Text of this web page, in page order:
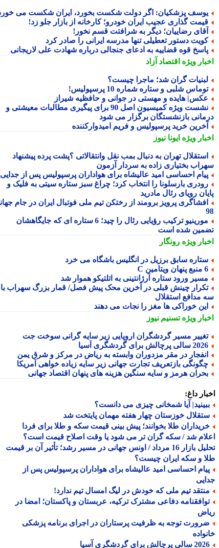
پزشکیان: اگر دولت شکست بخورد، ایران شکست می خورد
گذاری عجیب ایران خودرو؛ کارخانه از بازار جلو زد!
رضاییان؛ دیگر به شرافتت قسم نخور!
دستور تعطیلی تنها مدرسه ایرانی را صادر کرد
قوه قضاییه به ادعای جنجالی درباره شهادت علی لاریجانی
ویژهاقتصاد آزاد
گران شد؛ ماجرا چیست؟
شلبی و ستاره شماره 10 پرسپولیس!
هایده و مهستی در جوانی و حافظیه شیراز
نشست ویژه کمیسیون اصل 90 برای پیگیری مطالبات معیشتی و
بازنشستگان برگزار می شود
خرید پرسپولیس و فریم امیدوارکننده
ویژهایونا نیوز
تهران به دنبال بمب نقل وانتقالاتی ؟پشت پرده پیشنهاد
بختیاری زاده به سردار آزمون
احساسی امید عالیشاه برای هواداران پرسپولیس پس از جدایی
بارسلونا را انتخاب کرد؛ چراغ سبز ستاره سیتی به فلیک و
رویای رئال مادرید
پرویز برومند از رختکن تیم ملی فوتبال ایران در جام جهانی
مورینیو ترکیب رؤیایی رئال را چید؛ 6 ستاره ای که جایگاهشان
شده است
ویژهرونگار
سابق برزیل در انگلیس باشگاه می خرد
ورود ستاره آرژانتینی به اتلتیکو هموار شد
چینش قبلی در آخرین محک پیش فصل/ قمار بزرگ سهراب با
مدافع استقلال
خوراکی ها مغز را نجات می دهند
ویژهتسنیم نیوز
مسیر گردشگران اروپایی زیر سایه گرانی سوخت جت
سالی پرچالش برای گردشگری آسیا
در مقر مزدوران وابسته به ریاض در مرکز و شرق یمن
بازتعریف تجارت جهانی زیر سایه زیاده خواهی آمریکا
هرمز و سایه سنگین هزینه های پنهان اقتصاد جهانی
داغ:
آیا شمخانی چیزی می دانست؟
خوزستان چهار هفته مهمان پایتخت شد
طلا بخوانند؛ پیش بینی قیمت سکه و طلا برای فردا
شد / سکه گران تر می شود یا وقت اصلاح قیمت است؟
تحلیل بازار 16 مرداد / اونس جهانی در مسیر رشد؛ تأثیر آن بر قیمت
و سکه ایران چیست؟
احساسی امید عالیشاه برای هواداران پرسپولیس پس از
تیم ملی که خودش در لیگ امسال تیم ندارد!
دفاعی مشترک ترکیه، عربستان و پاکستان؛ امضا در
توجه به ظرفیت پرستاران در اجرای برنامه پزشکی
پرچالش برای گردشگری آسیا